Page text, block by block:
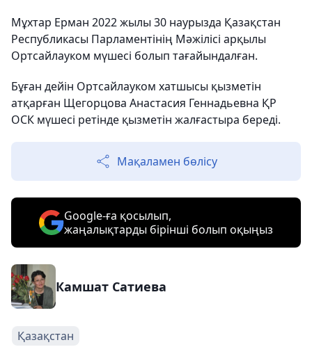
Мұхтар Ерман 2022 жылы 30 наурызда Қазақстан
Республикасы Парламентінің Мәжілісі арқылы
Ортсайлауком мүшесі болып тағайындалған.
Бұған дейін Ортсайлауком хатшысы қызметін
атқарған Щегорцова Анастасия Геннадьевна ҚР
ОСК мүшесі ретінде қызметін жалғастыра береді.
Мақаламен бөлісу
Google-ға қосылып,
жаңалықтарды бірінші болып оқыңыз
Камшат Сатиева
Қазақстан